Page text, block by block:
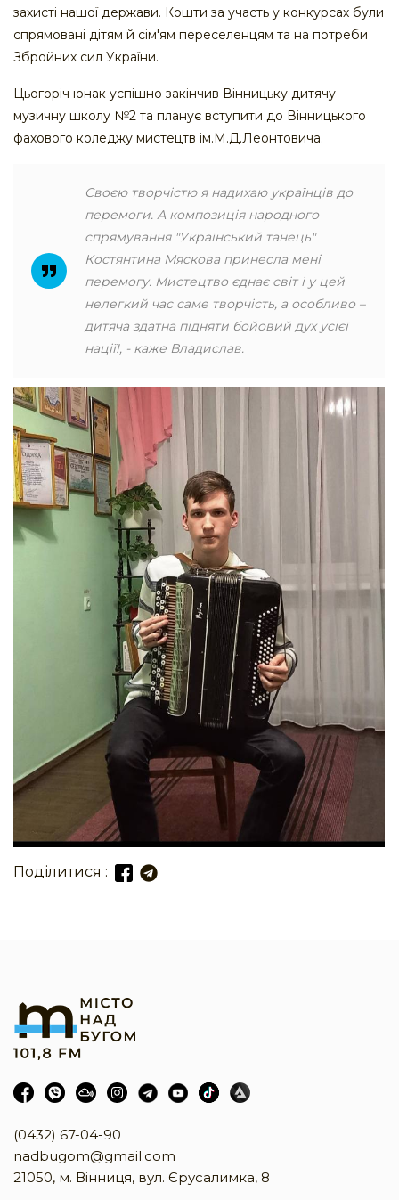
захисті нашої держави. Кошти за участь у конкурсах були
спрямовані дітям й сім'ям переселенцям та на потреби
Збройних сил України.
Цьогоріч юнак успішно закінчив Вінницьку дитячу
музичну школу №2 та планує вступити до Вінницького
фахового коледжу мистецтв ім.М.Д.Леонтовича.
Своєю творчістю я надихаю українців до
перемоги. А композиція народного
спрямування "Український танець"
Костянтина Мяскова принесла мені
перемогу. Мистецтво єднає світ і у цей
нелегкий час саме творчість, а особливо –
дитяча здатна підняти бойовий дух усієї
нації!, - каже Владислав.
Поділитися :
(0432) 67-04-90
nadbugom@gmail.com
21050, м. Вінниця, вул. Єрусалимка, 8